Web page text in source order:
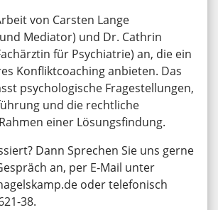
von Carsten Lange
Mediator) und Dr. Cathrin
für Psychiatrie) an, die ein
Konfliktcoaching anbieten. Das
psychologische Fragestellungen,
und die rechtliche
einer Lösungsfindung.
Dann Sprechen Sie uns gerne
an, per E‑Mail unter
oder telefonisch
38.